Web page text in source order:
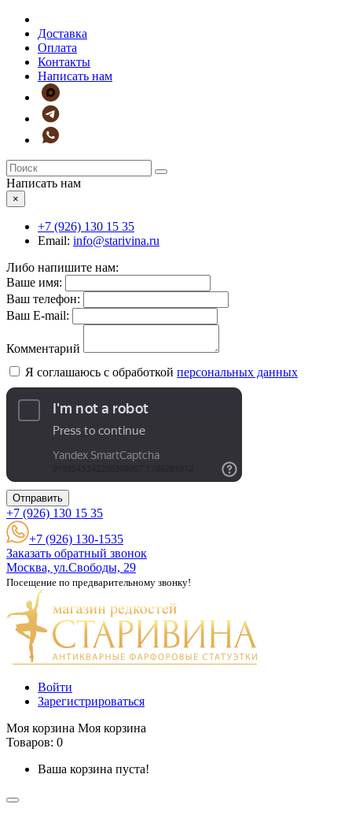
Доставка
Оплата
Контакты
Написать нам
Написать нам
×
+7 (926) 130 15 35
Email: info@starivina.ru
Либо напишите нам:
Ваше имя:
Ваш телефон:
Ваш E-mail:
Комментарий
Я соглашаюсь с обработкой персональных данных
Отправить
+7 (926) 130 15 35
+7 (926) 130-1535
Заказать обратный звонок
Москва, ул.Свободы, 29
Посещение по предварительному звонку!
Войти
Зарегистрироваться
Моя корзина Моя корзина
Товаров: 0
Ваша корзина пуста!